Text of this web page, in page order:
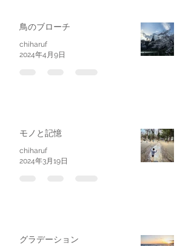
鳥のブローチ
chiharuf
2024年4月9日
モノと記憶
chiharuf
2024年3月19日
グラデーション